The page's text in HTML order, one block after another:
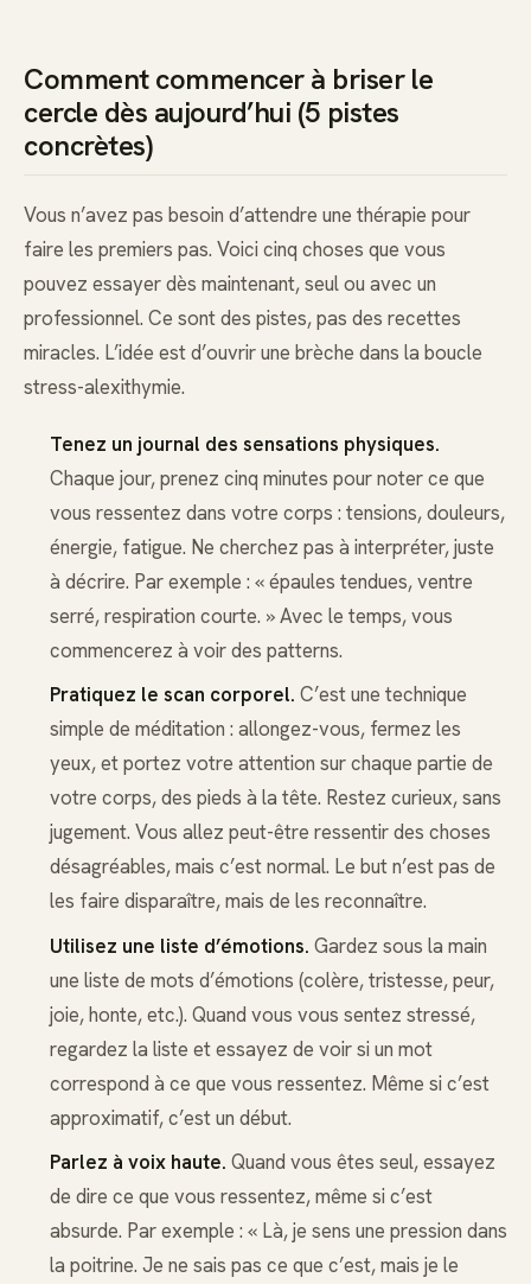
Comment commencer à briser le
cercle dès aujourd’hui (5 pistes
concrètes)
Vous n’avez pas besoin d’attendre une thérapie pour
faire les premiers pas. Voici cinq choses que vous
pouvez essayer dès maintenant, seul ou avec un
professionnel. Ce sont des pistes, pas des recettes
miracles. L’idée est d’ouvrir une brèche dans la boucle
stress-alexithymie.
Tenez un journal des sensations physiques.
Chaque jour, prenez cinq minutes pour noter ce que
vous ressentez dans votre corps : tensions, douleurs,
énergie, fatigue. Ne cherchez pas à interpréter, juste
à décrire. Par exemple : « épaules tendues, ventre
serré, respiration courte. » Avec le temps, vous
commencerez à voir des patterns.
Pratiquez le scan corporel. C’est une technique
simple de méditation : allongez-vous, fermez les
yeux, et portez votre attention sur chaque partie de
votre corps, des pieds à la tête. Restez curieux, sans
jugement. Vous allez peut-être ressentir des choses
désagréables, mais c’est normal. Le but n’est pas de
les faire disparaître, mais de les reconnaître.
Utilisez une liste d’émotions. Gardez sous la main
une liste de mots d’émotions (colère, tristesse, peur,
joie, honte, etc.). Quand vous vous sentez stressé,
regardez la liste et essayez de voir si un mot
correspond à ce que vous ressentez. Même si c’est
approximatif, c’est un début.
Parlez à voix haute. Quand vous êtes seul, essayez
de dire ce que vous ressentez, même si c’est
absurde. Par exemple : « Là, je sens une pression dans
la poitrine. Je ne sais pas ce que c’est, mais je le